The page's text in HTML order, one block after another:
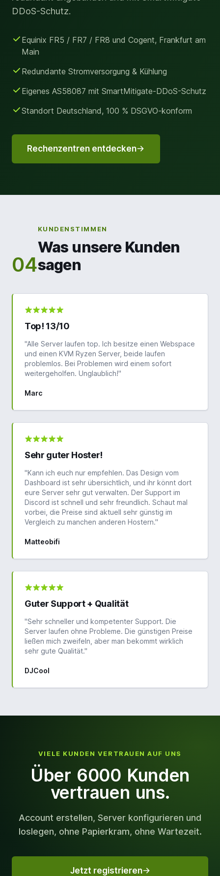
DDoS-Schutz.
Equinix FR5 / FR7 / FR8 und Cogent, Frankfurt am
Main
Redundante Stromversorgung & Kühlung
Eigenes AS58087 mit SmartMitigate-DDoS-Schutz
Standort Deutschland, 100 % DSGVO-konform
Rechenzentren entdecken
04
KUNDENSTIMMEN
Was unsere Kunden
sagen
Top! 13/10
"Alle Server laufen top. Ich besitze einen Webspace
und einen KVM Ryzen Server, beide laufen
problemlos. Bei Problemen wird einem sofort
weitergeholfen. Unglaublich!"
Marc
Sehr guter Hoster!
"Kann ich euch nur empfehlen. Das Design vom
Dashboard ist sehr übersichtlich, und ihr könnt dort
eure Server sehr gut verwalten. Der Support im
Discord ist schnell und sehr freundlich. Schaut mal
vorbei, die Preise sind aktuell sehr günstig im
Vergleich zu manchen anderen Hostern."
Matteobifi
Guter Support + Qualität
"Sehr schneller und kompetenter Support. Die
Server laufen ohne Probleme. Die günstigen Preise
ließen mich zweifeln, aber man bekommt wirklich
sehr gute Qualität."
DJCool
VIELE KUNDEN VERTRAUEN AUF UNS
Über 6000 Kunden
vertrauen uns.
Account erstellen, Server konfigurieren und
loslegen, ohne Papierkram, ohne Wartezeit.
Jetzt registrieren